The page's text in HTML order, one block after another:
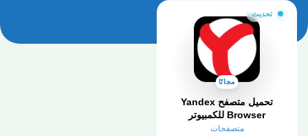
تحديث
مجانًا
تحميل متصفح Yandex
Browser للكمبيوتر​
متصفحات